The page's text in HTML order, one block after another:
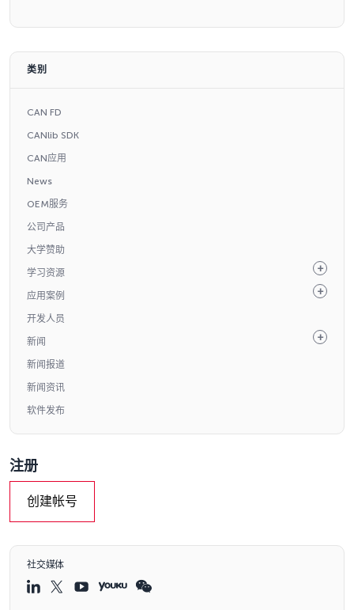
类别
CAN FD
CANlib SDK
CAN应用
News
OEM服务
公司产品
大学赞助
学习资源
应用案例
开发人员
新闻
新闻报道
新闻资讯
软件发布
注册
创建帐号
社交媒体